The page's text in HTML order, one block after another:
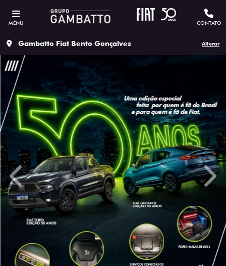
MENU CONTATO
Gambatto Fiat Bento Gonçalves Alterar
templates.template-